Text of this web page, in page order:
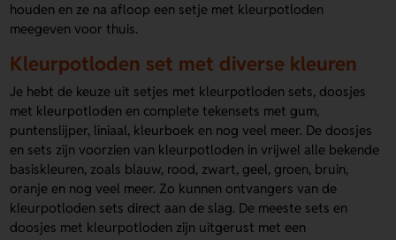
houden en ze na afloop een setje met kleurpotloden
meegeven voor thuis.
Kleurpotloden set met diverse kleuren
Je hebt de keuze uit setjes met kleurpotloden sets, doosjes
met kleurpotloden en complete tekensets met gum,
puntenslijper, liniaal, kleurboek en nog veel meer. De doosjes
en sets zijn voorzien van kleurpotloden in vrijwel alle bekende
basiskleuren, zoals blauw, rood, zwart, geel, groen, bruin,
oranje en nog veel meer. Zo kunnen ontvangers van de
kleurpotloden sets direct aan de slag. De meeste sets en
doosjes met kleurpotloden zijn uitgerust met een